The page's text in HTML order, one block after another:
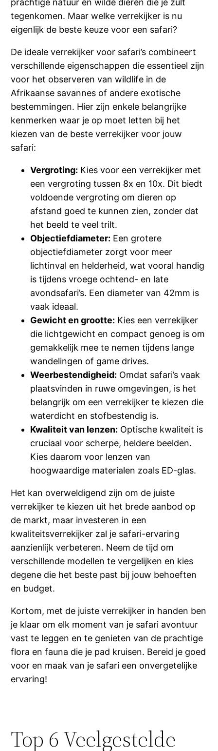
prachtige natuur en wilde dieren die je zult
tegenkomen. Maar welke verrekijker is nu
eigenlijk de beste keuze voor een safari?
De ideale verrekijker voor safari’s combineert
verschillende eigenschappen die essentieel zijn
voor het observeren van wildlife in de
Afrikaanse savannes of andere exotische
bestemmingen. Hier zijn enkele belangrijke
kenmerken waar je op moet letten bij het
kiezen van de beste verrekijker voor jouw
safari:
Vergroting: Kies voor een verrekijker met
een vergroting tussen 8x en 10x. Dit biedt
voldoende vergroting om dieren op
afstand goed te kunnen zien, zonder dat
het beeld te veel trilt.
Objectiefdiameter: Een grotere
objectiefdiameter zorgt voor meer
lichtinval en helderheid, wat vooral handig
is tijdens vroege ochtend- en late
avondsafari’s. Een diameter van 42mm is
vaak ideaal.
Gewicht en grootte: Kies een verrekijker
die lichtgewicht en compact genoeg is om
gemakkelijk mee te nemen tijdens lange
wandelingen of game drives.
Weerbestendigheid: Omdat safari’s vaak
plaatsvinden in ruwe omgevingen, is het
belangrijk om een verrekijker te kiezen die
waterdicht en stofbestendig is.
Kwaliteit van lenzen: Optische kwaliteit is
cruciaal voor scherpe, heldere beelden.
Kies daarom voor lenzen van
hoogwaardige materialen zoals ED-glas.
Het kan overweldigend zijn om de juiste
verrekijker te kiezen uit het brede aanbod op
de markt, maar investeren in een
kwaliteitsverrekijker zal je safari-ervaring
aanzienlijk verbeteren. Neem de tijd om
verschillende modellen te vergelijken en kies
degene die het beste past bij jouw behoeften
en budget.
Kortom, met de juiste verrekijker in handen ben
je klaar om elk moment van je safari avontuur
vast te leggen en te genieten van de prachtige
flora en fauna die je pad kruisen. Bereid je goed
voor en maak van je safari een onvergetelijke
ervaring!
Top 6 Veelgestelde